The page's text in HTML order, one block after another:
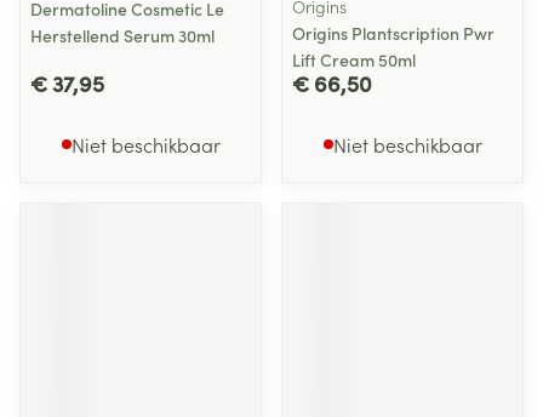
Dermatoline Cosmetic Le
Herstellend Serum 30ml
€ 37,95
Niet beschikbaar
Origins
Origins Plantscription Pwr
Lift Cream 50ml
€ 66,50
Niet beschikbaar